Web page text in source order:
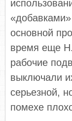
основной
время еще
рабочие
выключали
серьезной,
помехе